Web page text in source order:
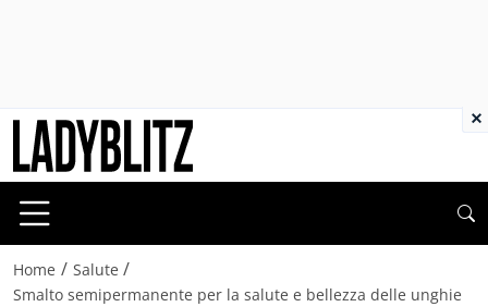
Home / Salute /
Smalto semipermanente per la salute e bellezza delle unghie
×